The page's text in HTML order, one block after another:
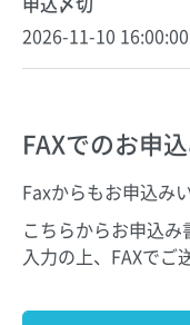
2026-11-10 16:00:00
FAXでのお申
Faxからもお申込み
こちらからお申込
入力の上、FAXでご